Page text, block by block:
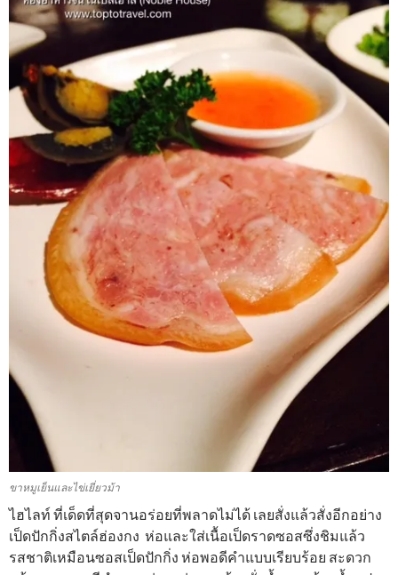
ขาหมูเย็นและไข่เยี่ยวม้า
ไฮไลท์ ที่เด็ดที่สุดจานอร่อยที่พลาดไม่ได้ เลยสั่งแล้วสั่งอีกอย่าง
เป็ดปักกิ่งสไตล์ฮ่องกง ห่อและใส่เนื้อเป็ดราดซอสซึ่งชิมแล้ว
รสชาติเหมือนซอสเป็ดปักกิ่ง ห่อพอดีคำแบบเรียบร้อย สะดวก